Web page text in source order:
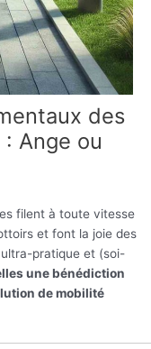
des
Ange ou
filent à toute vitesse
et font la joie des
pratique et (soi-
une bénédiction
de mobilité